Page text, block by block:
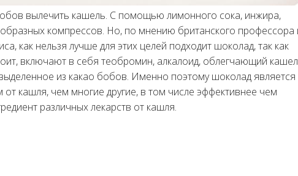
вылечить кашель. С помощью лимонного сока, инжира,
компрессов. Но, по мнению британского профессора
как нельзя лучше для этих целей подходит шоколад, так как
включают в себя теобромин, алкалоид, облегчающий
из какао бобов. Именно поэтому шоколад является
кашля, чем многие другие, в том числе эффективнее чем
различных лекарств от кашля.